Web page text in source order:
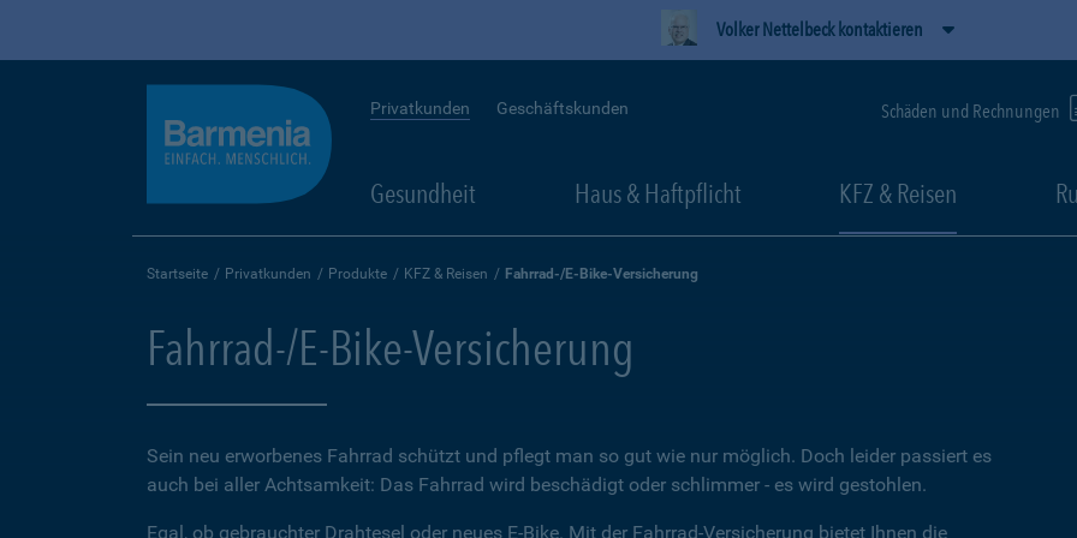
Volker Nettelbeck kontaktieren
Privatkunden Geschäftskunden Schäden und Rechnungen
Gesundheit Haus & Haftpflicht KFZ & Reisen
Startseite Privatkunden Produkte KFZ & Reisen Fahrrad-/E-Bike-Versicherung
Fahrrad-/E-Bike-Versicherung
Sein neu erworbenes Fahrrad schützt und pflegt man so gut wie nur möglich. Doch leider passiert es
auch bei aller Achtsamkeit: Das Fahrrad wird beschädigt oder schlimmer - es wird gestohlen.
Egal, ob gebrauchter Drahtesel oder neues E-Bike. Mit der Fahrrad-Versicherung bietet Ihnen die